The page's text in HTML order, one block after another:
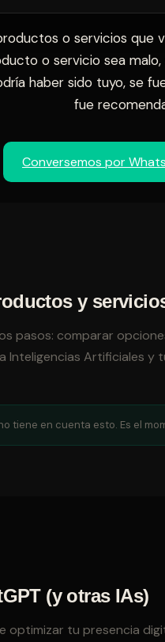
o servicios
o servicio sea
haber sido tuyo, se
fue
Conversemos por
y
pasos: comparar
Artificiales
tiene en cuenta esto. Es el
(y otras IAs)
optimizar tu presencia